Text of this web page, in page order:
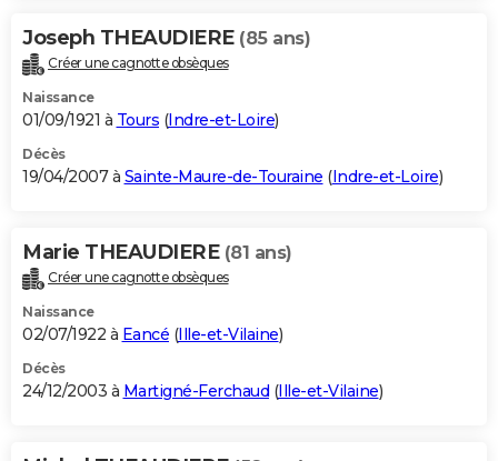
Joseph THEAUDIERE (85 ans)
Créer une cagnotte obsèques
Naissance
01/09/1921 à Tours (Indre-et-Loire)
Décès
19/04/2007 à Sainte-Maure-de-Touraine (Indre-et-Loire)
Marie THEAUDIERE (81 ans)
Créer une cagnotte obsèques
Naissance
02/07/1922 à Eancé (Ille-et-Vilaine)
Décès
24/12/2003 à Martigné-Ferchaud (Ille-et-Vilaine)